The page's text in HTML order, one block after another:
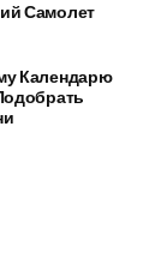
Самолет
Календарю